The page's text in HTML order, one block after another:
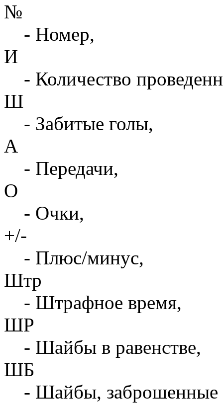
№
- Номер,
И
- Количество
Ш
- Забитые голы,
А
- Передачи,
О
- Очки,
+/-
- Плюс/минус,
Штр
- Штрафное время,
ШР
- Шайбы в равенстве,
ШБ
- Шайбы, заброшенные